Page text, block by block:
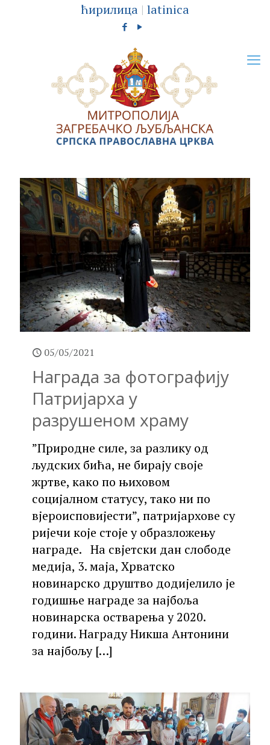
ћирилица | latinica
05/05/2021
Награда за фотографију
Патријарха у
разрушеном храму
”Природне силе, за разлику од
људских бића, не бирају своје
жртве, како по њиховом
социјалном статусу, тако ни по
вјероисповијести”, патријархове су
ријечи које стоје у образложењу
награде. На свјетски дан слободе
медија, 3. маја, Хрватско
новинарско друштво додијелило је
годишње награде за најбоља
новинарска остварења у 2020.
години. Награду Никша Антонини
за најбољу[…]